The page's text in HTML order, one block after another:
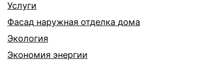
Услуги
Фасад наружная отделка дома
Экология
Экономия энергии